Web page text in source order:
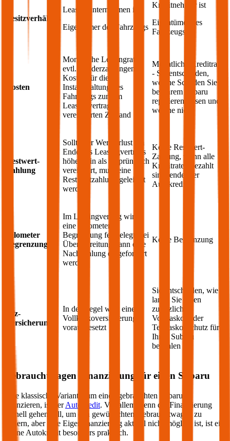
Besitzverhältnis
Leasingunternehmen ist
Eigentümer des Fahrzeugs
Kreditnehmer ist
Eigentümer des
Fahrzeugs
Kosten
Monatliche Leasingrate,
evtl. Sonderzahlungen;
Kosten für die
Instandhaltung des
Fahrzeugs zum im
Leasingvertrag
vereinbarten Zustand
Monatliche Kreditrate
- Sie entscheiden,
welche Schäden Sie
bei Ihrem
Subaru
reparieren lassen und
welche nicht
Restwert-
Zahlung
Sollte der Wertverlust am
Ende des Leasingvertrags
höher sein als ursprünglich
vereinbart, muss eine
Restwertzahlung geleistet
werden
Keine Restwert-
Zahlung, wenn alle
Kreditraten bezahlt
sind, endet der
Autokredit
Kilometer
Begrenzung
Im Leasingvertrag wird
eine Kilometer
Begrenzung festgelegt, bei
Überschreitung kann eine
Nachzahlung eingefordert
werden
Keine Begrenzung
Kfz-
Versicherung
In der Regel wird eine
Vollkaskoversicherung
vorausgesetzt
Sie entscheiden, wie
lange Sie einen
zusätzlichen
Vollkasko- oder
Teilkasko-Schutz für
Ihren Subaru
bezahlen
Gebrauchtwagen Finanzierung für einen Subaru
Eine klassische Variante, um einen gebrauchten Subaru
finanzieren, ist derAutokredit. Vor allem wenn die Finanzierung
schnell gehen soll, um den gewünschten Gebrauchtwagen zu
sichern, aber eine Eigenfinanzierung aktuell nicht möglich ist, ist ein
online Autokredit besonders praktisch.